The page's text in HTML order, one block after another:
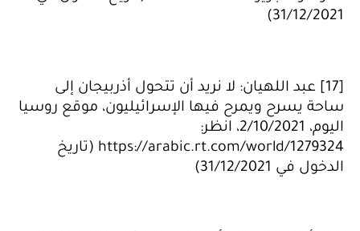
31/12/2021)
[17] عبد اللهيان: لا نريد أن تتحول أذربيجان إلى
ساحة يسرح ويمرح فيها الإسرائيليون، موقع روسيا
اليوم، 2/10/2021، انظر:
https://arabic.rt.com/world/1279324 (تاريخ
الدخول في 31/12/2021)